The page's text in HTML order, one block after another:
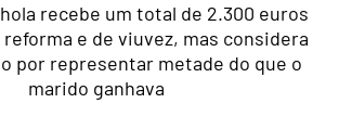
recebe um total de 2.300 euros
e de viuvez, mas considera
por representar metade do que o
marido ganhava